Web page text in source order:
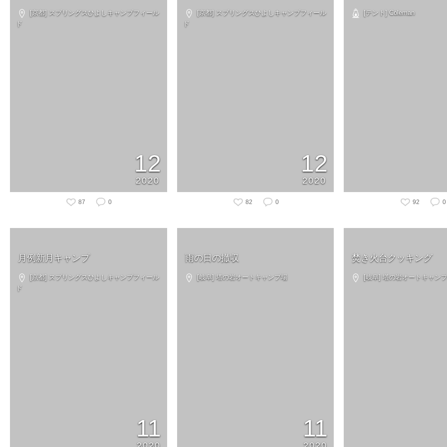
[京都] スプリングスひよしキャンプフィール
ド
12
2020
87 0
[京都] スプリングスひよしキャンプフィール
ド
12
2020
82 0
[テント] Coleman
92 0
月例新月キャンプ
[京都] スプリングスひよしキャンプフィール
ド
11
雨の日の撤収
[岐阜] 塔の岩オートキャンプ場
11
焚き火台クッキング
[岐阜] 塔の岩オートキャン